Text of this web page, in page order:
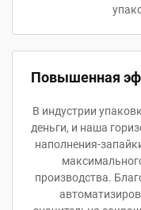
Повышенная
В индустрии
деньги, и наша
наполнения-
производства.